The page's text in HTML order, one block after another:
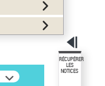
RÉCUPÉRER
LES
NOTICES